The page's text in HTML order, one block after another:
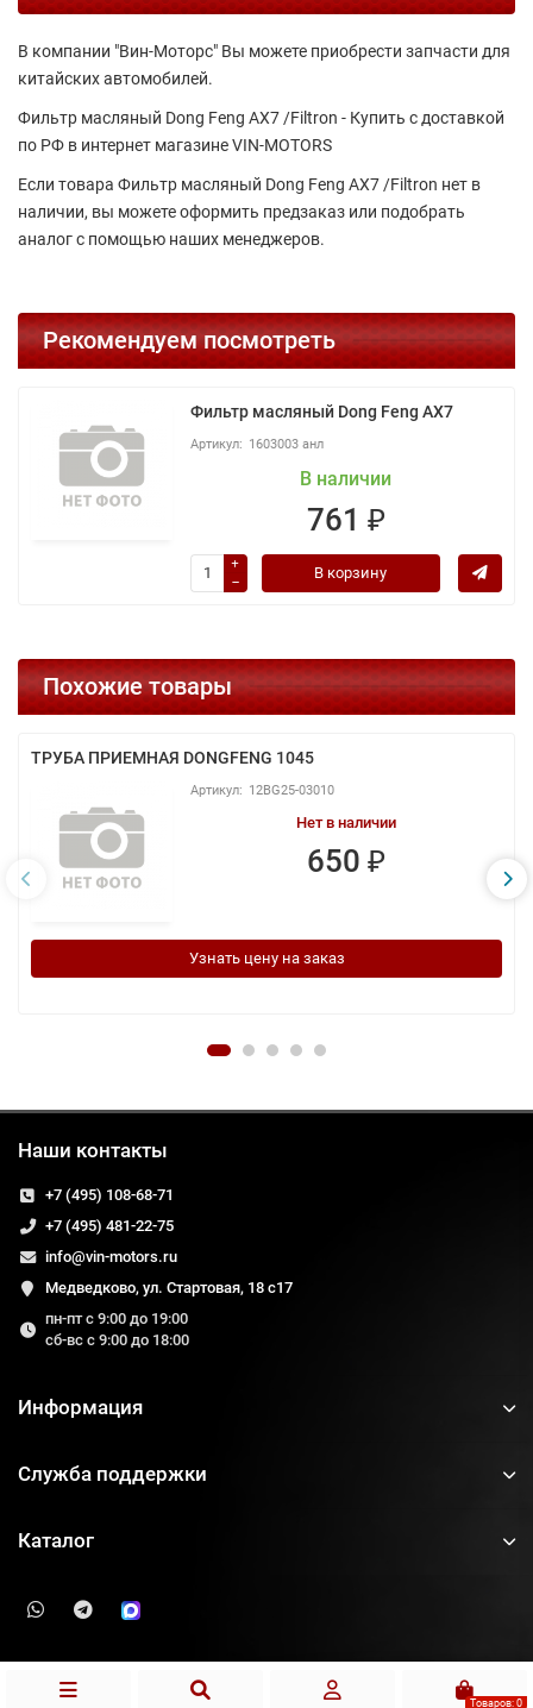
В компании "Вин-Моторс" Вы можете приобрести запчасти для
китайских автомобилей.
Фильтр масляный Dong Feng AX7 /Filtron - Купить с доставкой
по РФ в интернет магазине VIN-MOTORS
Если товара Фильтр масляный Dong Feng AX7 /Filtron нет в
наличии, вы можете оформить предзаказ или подобрать
аналог с помощью наших менеджеров.
Рекомендуем посмотреть
Фильтр масляный Dong Feng AX7
1603003 анл
В наличии
761 ₽
В корзину
Похожие товары
ТРУБА ПРИЕМНАЯ DONGFENG 1045
12BG25-03010
Нет в наличии
650 ₽
Узнать цену на заказ
Наши контакты
+7 (495) 108-68-71
+7 (495) 481-22-75
info@vin-motors.ru
Медведково, ул. Стартовая, 18 с17
пн-пт с 9:00 до 19:00
сб-вс с 9:00 до 18:00
Информация
Служба поддержки
Каталог
Товаров: 0